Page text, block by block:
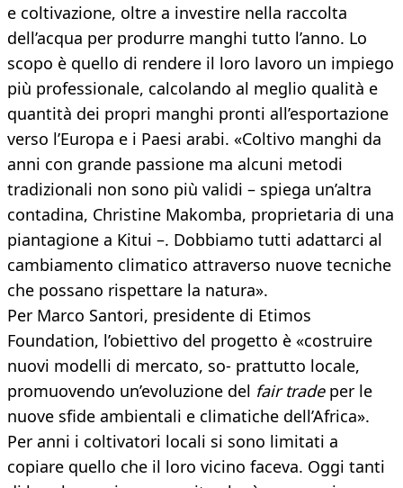
e coltivazione, oltre a investire nella raccolta
dell’acqua per produrre manghi tutto l’anno. Lo
scopo è quello di rendere il loro lavoro un impiego
più professionale, calcolando al meglio qualità e
quantità dei propri manghi pronti all’esportazione
verso l’Europa e i Paesi arabi. «Coltivo manghi da
anni con grande passione ma alcuni metodi
tradizionali non sono più validi – spiega un’altra
contadina, Christine Makomba, proprietaria di una
piantagione a Kitui –. Dobbiamo tutti adattarci al
cambiamento climatico attraverso nuove tecniche
che possano rispettare la natura».
Per Marco Santori, presidente di Etimos
Foundation, l’obiettivo del progetto è «costruire
nuovi modelli di mercato, so- prattutto locale,
promuovendo un’evoluzione del fair tradeper le
nuove sfide ambientali e climatiche dell’Africa».
Per anni i coltivatori locali si sono limitati a
copiare quello che il loro vicino faceva. Oggi tanti